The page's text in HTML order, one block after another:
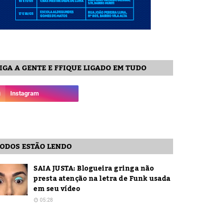
A GENTE E FFIQUE LIGADO EM TUDO
ESTÃO LENDO
SAIA JUSTA: Blogueira gringa não
presta atenção na letra de Funk usada
em seu vídeo
05:28